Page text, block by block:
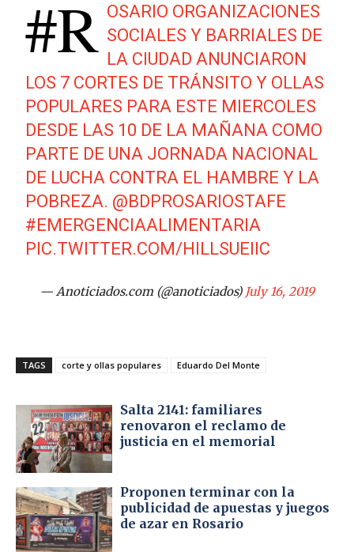
#R OSARIO ORGANIZACIONES
SOCIALES Y BARRIALES DE
LA CIUDAD ANUNCIARON
LOS 7 CORTES DE TRÁNSITO Y OLLAS
POPULARES PARA ESTE MIERCOLES
DESDE LAS 10 DE LA MAÑANA COMO
PARTE DE UNA JORNADA NACIONAL
DE LUCHA CONTRA EL HAMBRE Y LA
POBREZA. @BDPROSARIOSTAFE
#EMERGENCIAALIMENTARIA
PIC.TWITTER.COM/HILLSUEIIC
— Anoticiados.com (@anoticiados) July 16, 2019
TAGS corte y ollas populares Eduardo Del Monte
Salta 2141: familiares
renovaron el reclamo de
justicia en el memorial
Proponen terminar con la
publicidad de apuestas y juegos
de azar en Rosario